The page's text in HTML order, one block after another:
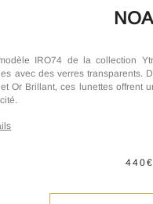
IRO74 de la collection
avec des verres transparents.
Or Brillant, ces lunettes offrent
440€